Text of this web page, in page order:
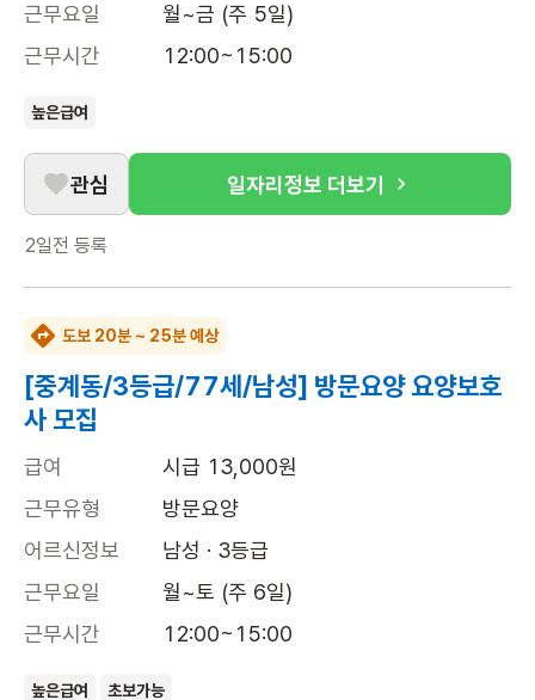
근무요일
월~금 (주 5일)
근무시간
12:00~15:00
높은급여
관심 일자리정보 더보기
2일전 등록
도보 20분 ~ 25분 예상
[중계동/3등급/77세/남성] 방문요양 요양보호
사 모집
급여
시급 13,000원
근무유형
방문요양
어르신정보
남성 · 3등급
근무요일
월~토 (주 6일)
근무시간
12:00~15:00
높은급여 초보가능